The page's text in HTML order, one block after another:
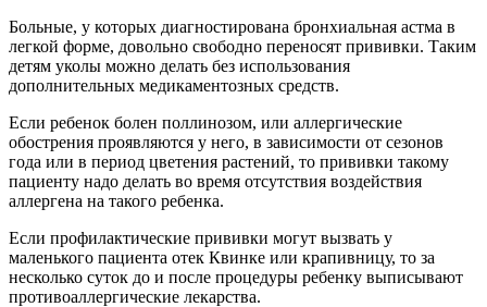
Больные, у которых диагностирована бронхиальная астма в
легкой форме, довольно свободно переносят прививки. Таким
детям уколы можно делать без использования
дополнительных медикаментозных средств.
Если ребенок болен поллинозом, или аллергические
обострения проявляются у него, в зависимости от сезонов
года или в период цветения растений, то прививки такому
пациенту надо делать во время отсутствия воздействия
аллергена на такого ребенка.
Если профилактические прививки могут вызвать у
маленького пациента отек Квинке или крапивницу, то за
несколько суток до и после процедуры ребенку выписывают
противоаллергические лекарства.